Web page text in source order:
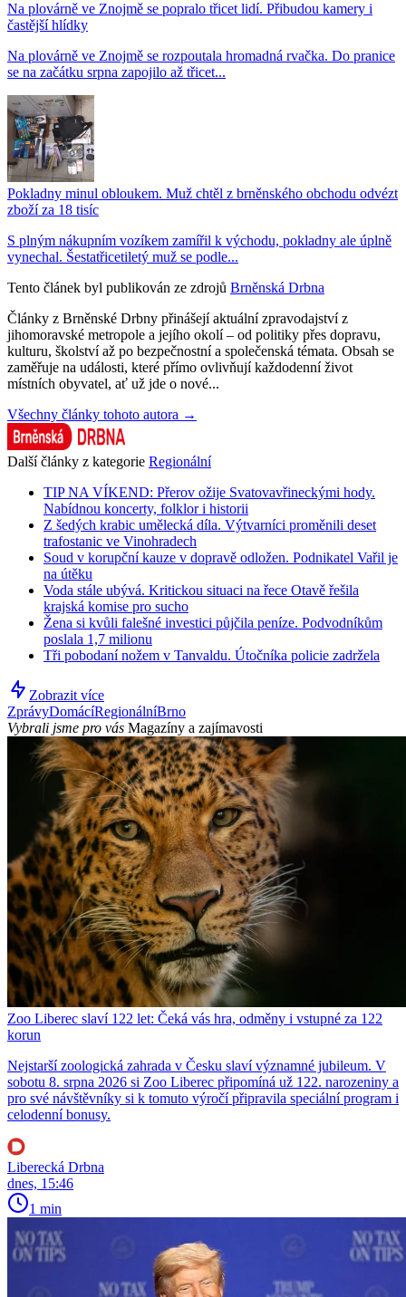
Na plovárně ve Znojmě se popralo třicet lidí. Přibudou kamery i
častější hlídky
Na plovárně ve Znojmě se rozpoutala hromadná rvačka. Do pranice
se na začátku srpna zapojilo až třicet...
Pokladny minul obloukem. Muž chtěl z brněnského obchodu odvézt
zboží za 18 tisíc
S plným nákupním vozíkem zamířil k východu, pokladny ale úplně
vynechal. Šestatřicetiletý muž se podle...
Tento článek byl publikován ze zdrojů Brněnská Drbna
Články z Brněnské Drbny přinášejí aktuální zpravodajství z
jihomoravské metropole a jejího okolí – od politiky přes dopravu,
kulturu, školství až po bezpečnostní a společenská témata. Obsah se
zaměřuje na události, které přímo ovlivňují každodenní život
místních obyvatel, ať už jde o nové...
Všechny články tohoto autora →
Další články z kategorie Regionální
TIP NA VÍKEND: Přerov ožije Svatovavřineckými hody.
Nabídnou koncerty, folklor i historii
Z šedých krabic umělecká díla. Výtvarníci proměnili deset
trafostanic ve Vinohradech
Soud v korupční kauze v dopravě odložen. Podnikatel Vařil je
na útěku
Voda stále ubývá. Kritickou situaci na řece Otavě řešila
krajská komise pro sucho
Žena si kvůli falešné investici půjčila peníze. Podvodníkům
poslala 1,7 milionu
Tři pobodaní nožem v Tanvaldu. Útočníka policie zadržela
Zobrazit více
ZprávyDomácíRegionálníBrno
Vybrali jsme pro vás Magazíny a zajímavosti
Zoo Liberec slaví 122 let: Čeká vás hra, odměny i vstupné za 122
korun
Nejstarší zoologická zahrada v Česku slaví významné jubileum. V
sobotu 8. srpna 2026 si Zoo Liberec připomíná už 122. narozeniny a
pro své návštěvníky si k tomuto výročí připravila speciální program i
celodenní bonusy.
Liberecká Drbna
dnes, 15:46
1 min